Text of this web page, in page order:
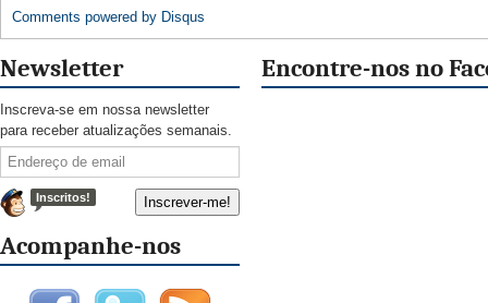
Comments powered by Disqus
Newsletter
Inscreva-se em nossa newsletter
para receber atualizações semanais.
Inscritos!
Acompanhe-nos
Encontre-nos no